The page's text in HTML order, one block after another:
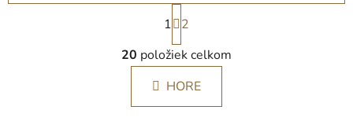
O
v
l
á
d
S
t
r
á
n
k
1
2
20 položiek celkom
HORE